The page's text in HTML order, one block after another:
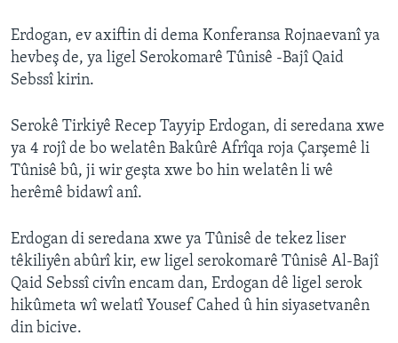
Zimanên Din
Erdogan, ev axiftin di dema Konferansa Rojnaevanî ya
hevbeş de, ya ligel Serokomarê Tûnisê -Bajî Qaid
Sebssî kirin.
Serokê Tirkiyê Recep Tayyip Erdogan, di seredana xwe
ya 4 rojî de bo welatên Bakûrê Afrîqa roja Çarşemê li
Tûnisê bû, ji wir geşta xwe bo hin welatên li wê
herêmê bidawî anî.
Erdogan di seredana xwe ya Tûnisê de tekez liser
têkiliyên abûrî kir, ew ligel serokomarê Tûnisê Al-Bajî
Qaid Sebssî civîn encam dan, Erdogan dê ligel serok
hikûmeta wî welatî Yousef Cahed û hin siyasetvanên
din bicive.